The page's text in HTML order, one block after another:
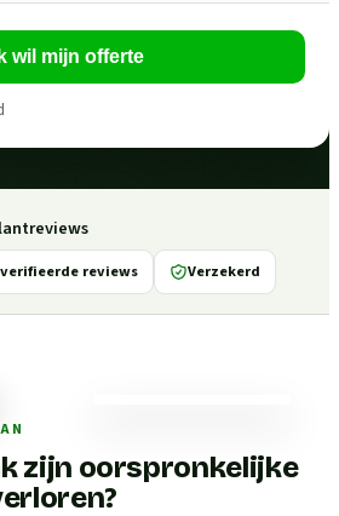
Ik wil mijn offerte
reviews Verzekerd
zijn oorspronkelijke